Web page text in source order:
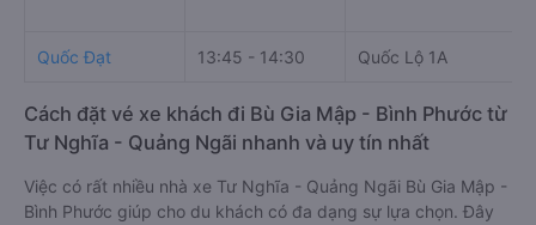
Quốc Đạt 13:45 - 14:30 Quốc Lộ 1A
Cách đặt vé xe khách đi Bù Gia Mập - Bình Phước từ
Tư Nghĩa - Quảng Ngãi nhanh và uy tín nhất
Việc có rất nhiều nhà xe Tư Nghĩa - Quảng Ngãi Bù Gia Mập -
Bình Phước giúp cho du khách có đa dạng sự lựa chọn. Đây